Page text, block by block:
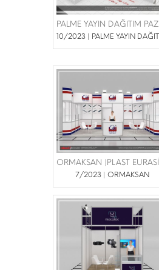
10/2023 | PALME YAYIN
7/2023 | ORMAKSAN